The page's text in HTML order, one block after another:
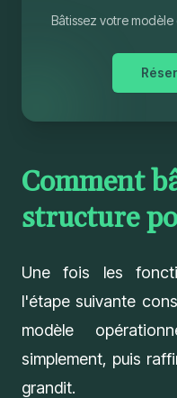
Bâtissez votre
Comment
structure
Une fois les
l'étape suivante
modèle
simplement, puis
grandit.